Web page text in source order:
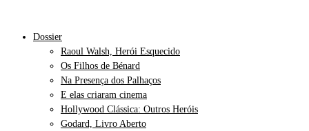
Dossier
Raoul Walsh, Herói Esquecido
Os Filhos de Bénard
Na Presença dos Palhaços
E elas criaram cinema
Hollywood Clássica: Outros Heróis
Godard, Livro Aberto